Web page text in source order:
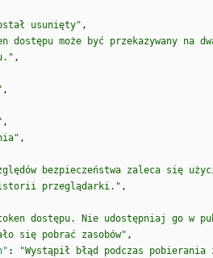
usunięty" ,
dostępu może być przekazywany na
,
,
,
,
bezpieczeństwa zaleca się
przeglądarki." ,
dostępu. Nie udostępniaj go w
się pobrać zasobów" ,
: "Wystąpił błąd podczas pobierania